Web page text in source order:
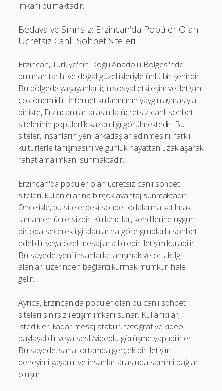
imkanı bulmaktadır.
Bedava ve Sınırsız: Erzincan’da Popüler Olan
Ücretsiz Canlı Sohbet Siteleri
Erzincan, Türkiye'nin Doğu Anadolu Bölgesi'nde
bulunan tarihi ve doğal güzellikleriyle ünlü bir şehirdir.
Bu bölgede yaşayanlar için sosyal etkileşim ve iletişim
çok önemlidir. İnternet kullanımının yaygınlaşmasıyla
birlikte, Erzincanlılar arasında ücretsiz canlı sohbet
sitelerinin popülerlik kazandığı görülmektedir. Bu
siteler, insanların yeni arkadaşlar edinmesini, farklı
kültürlerle tanışmasını ve günlük hayattan uzaklaşarak
rahatlama imkanı sunmaktadır.
Erzincan'da popüler olan ücretsiz canlı sohbet
siteleri, kullanıcılarına birçok avantaj sunmaktadır.
Öncelikle, bu sitelerdeki sohbet odalarına katılmak
tamamen ücretsizdir. Kullanıcılar, kendilerine uygun
bir oda seçerek ilgi alanlarına göre gruplarla sohbet
edebilir veya özel mesajlarla birebir iletişim kurabilir.
Bu sayede, yeni insanlarla tanışmak ve ortak ilgi
alanları üzerinden bağlantı kurmak mümkün hale
gelir.
Ayrıca, Erzincan'da popüler olan bu canlı sohbet
siteleri sınırsız iletişim imkanı sunar. Kullanıcılar,
istedikleri kadar mesaj atabilir, fotoğraf ve video
paylaşabilir veya sesli/videolu görüşme yapabilirler.
Bu sayede, sanal ortamda gerçek bir iletişim
deneyimi yaşanır ve insanlar arasında samimi bağlar
oluşur.